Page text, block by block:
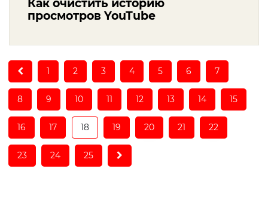
Как очистить историю
просмотров YouTube
1 2 3 4 5 6 7
8 9 10 11 12 13 14 15
16 17 18(current)
19 20 21 22
23 24 25